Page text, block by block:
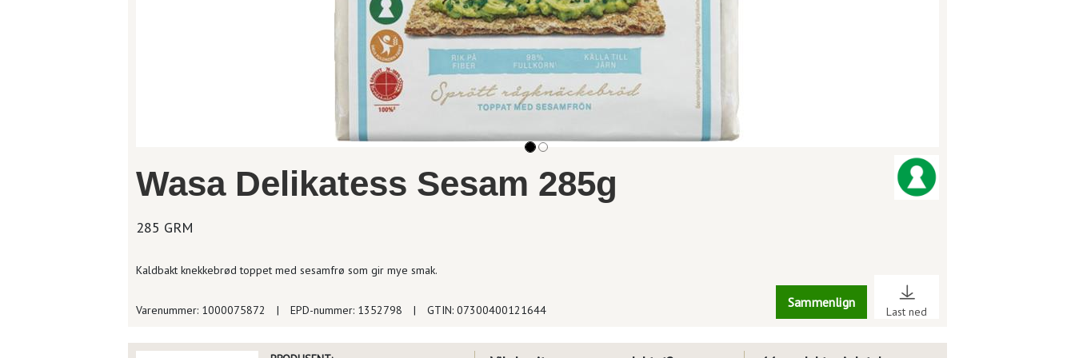
Wasa Delikatess Sesam 285g
285 GRM
Kaldbakt knekkebrød toppet med sesamfrø som gir mye smak.
Sammenlign
Last ned
Varenummer: 1000075872 | EPD-nummer: 1352798 | GTIN: 07300400121644